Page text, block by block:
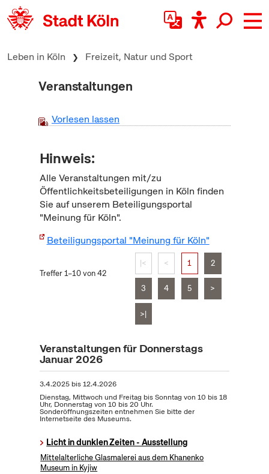
zum Inhalt springen
Leben in Köln Freizeit, Natur und Sport
Veranstaltungen
Vorlesen lassen
Hinweis:
Alle Veranstaltungen mit/zu
Öffentlichkeitsbeteiligungen in Köln finden
Sie auf unserem Beteiligungsportal
"Meinung für Köln".
Beteiligungsportal "Meinung für Köln"
Treffer 1–10 von 42
|< < 1 2
3 4 5 >
>|
Veranstaltungen für Donnerstags
Januar 2026
3.4.2025bis12.4.2026
Dienstag, Mittwoch und Freitag bis Sonntag von 10 bis 18
Uhr, Donnerstag von 10 bis 20 Uhr.
Sonderöffnungszeiten entnehmen Sie bitte der
Internetseite des Museums.
Licht in dunklen Zeiten - Ausstellung
Mittelalterliche Glasmalerei aus dem Khanenko
Museum in Kyjiw